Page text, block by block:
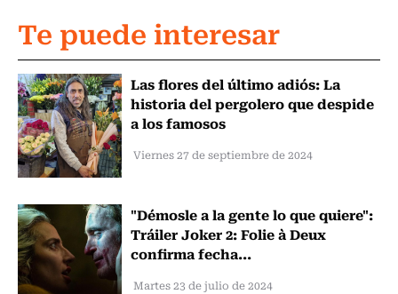
Te puede interesar
Las flores del último adiós: La
historia del pergolero que despide
a los famosos
Viernes 27 de septiembre de 2024
"Démosle a la gente lo que quiere":
Tráiler Joker 2: Folie à Deux
confirma fecha...
Martes 23 de julio de 2024